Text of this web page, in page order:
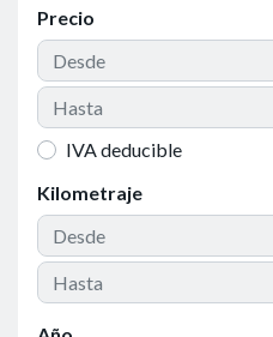
Precio
IVA deducible
Kilometraje